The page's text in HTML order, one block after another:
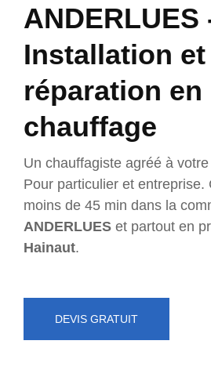
ANDERLUES
Installation et
réparation en
chauffage
Un chauffagiste agréé à
Pour particulier et entreprise.
moins de 45 min dans la
ANDERLUES et partout en
Hainaut.
DEVIS GRATUIT